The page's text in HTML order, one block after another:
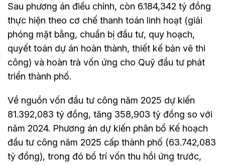
Sau phương án điều chỉnh, còn 6.184,342 tỷ đồng
thực hiện theo cơ chế thanh toán linh hoạt (giải
phóng mặt bằng, chuẩn bị đầu tư, quy hoạch,
quyết toán dự án hoàn thành, thiết kế bản vẽ thi
công) và hoàn trả vốn ứng cho Quỹ đầu tư phát
triển thành phố.
Về nguồn vốn đầu tư công năm 2025 dự kiến
81.392,083 tỷ đồng, tăng 358,903 tỷ đồng so với
năm 2024. Phương án dự kiến phân bổ Kế hoạch
đầu tư công năm 2025 cấp thành phố (63.742,083
tỷ đồng), trong đó bố trí vốn thu hồi ứng trước,